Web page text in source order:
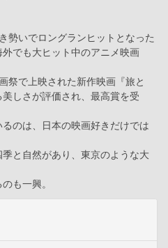
勢いでロングランヒットとなった
外でも大ヒット中のアニメ映画
祭で上映された新作映画『旅と
しさが評価され、最高賞を受
のは、日本の映画好きだけでは
と自然があり、東京のような大
も一興。